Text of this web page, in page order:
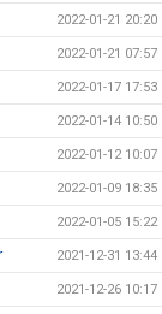
2022-01-21 20:20
2022-01-21 07:57
2022-01-17 17:53
2022-01-14 10:50
2022-01-12 10:07
2022-01-09 18:35
2022-01-05 15:22
2021-12-31 13:44
2021-12-26 10:17